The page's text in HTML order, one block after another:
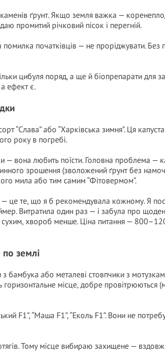
ґрунт. Якщо земля важка —
промитий річковий пісок і перегній.
початківців — не проріджувати.
цибуля поряд, а ще й біопрепарати для
а ефект є.
“Слава” або “Харківська зимня”. Ця
року в погребі.
— вона любить поїсти. Головна проблема —
зрошення (зволожений ґрунт без
мила або тим самим “Фітовермом”.
це те, що я б рекомендувала кожному. Я
Витратила один раз — і забула про
сухим, хвороб менше. Ціна питання —
землі
або металеві стовпчики з
горизонтальне місце, добре провітрюються
F1”, “Маша F1”, “Еколь F1”. Вони не
Тому місце вибираю захищене — вздовж